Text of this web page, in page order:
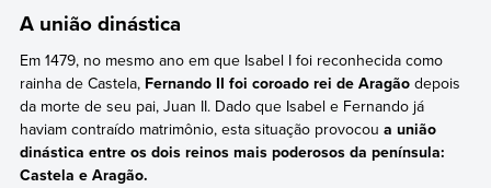
A união dinástica
Em 1479, no mesmo ano em que Isabel I foi reconhecida como
rainha de Castela, Fernando II foi coroado rei de Aragão depois
da morte de seu pai, Juan II. Dado que Isabel e Fernando já
haviam contraído matrimônio, esta situação provocou a união
dinástica entre os dois reinos mais poderosos da península:
Castela e Aragão.